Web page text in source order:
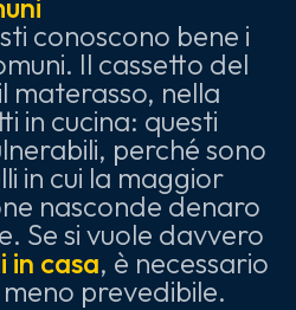
conoscono bene i
Il cassetto del
materasso, nella
in cucina: questi
perché sono
in cui la maggior
nasconde denaro
Se si vuole davvero
in casa, è necessario
prevedibile.